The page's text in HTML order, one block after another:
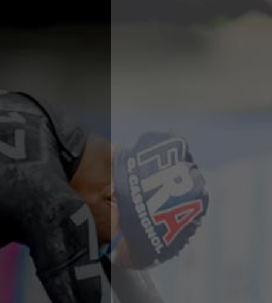
Eventi
Norme e documenti
Risultati e Classifiche
Azzurri
News
Flash News
Artistico
Eventi
Norme e documenti
Risultati e Classifiche